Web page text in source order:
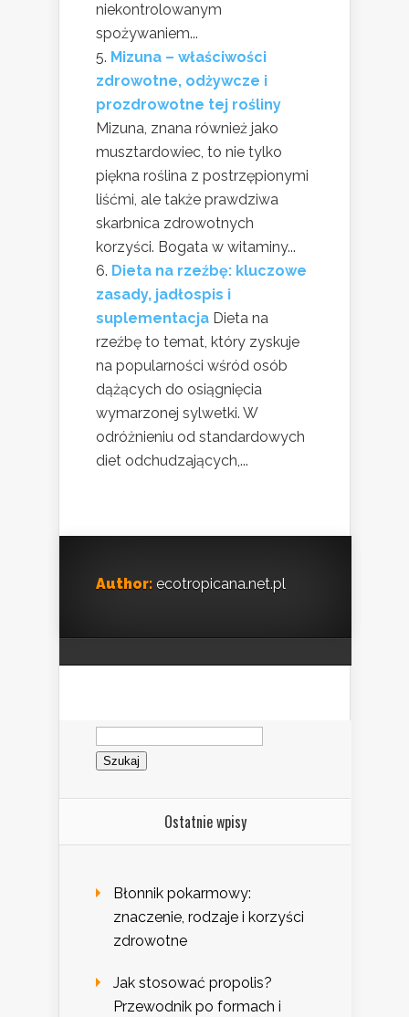
niekontrolowanym
spożywaniem...
Mizuna – właściwości
zdrowotne, odżywcze i
prozdrowotne tej rośliny
Mizuna, znana również jako
musztardowiec, to nie tylko
piękna roślina z postrzępionymi
liśćmi, ale także prawdziwa
skarbnica zdrowotnych
korzyści. Bogata w witaminy...
Dieta na rzeźbę: kluczowe
zasady, jadłospis i
suplementacja Dieta na
rzeźbę to temat, który zyskuje
na popularności wśród osób
dążących do osiągnięcia
wymarzonej sylwetki. W
odróżnieniu od standardowych
diet odchudzających,...
Author: ecotropicana.net.pl
Szukaj:
Ostatnie wpisy
Błonnik pokarmowy:
znaczenie, rodzaje i korzyści
zdrowotne
Jak stosować propolis?
Przewodnik po formach i